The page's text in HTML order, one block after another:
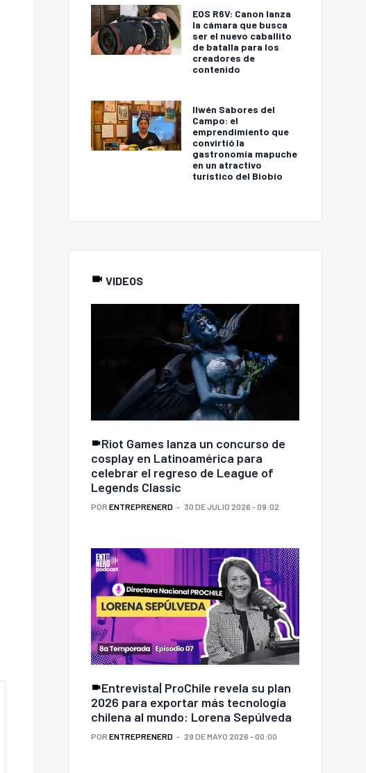
EOS R6V: Canon lanza
la cámara que busca
ser el nuevo caballito
de batalla para los
creadores de
contenido
Ilwén Sabores del
Campo: el
emprendimiento que
convirtió la
gastronomía mapuche
en un atractivo
turístico del Biobío
VIDEOS
Riot Games lanza un concurso de
cosplay en Latinoamérica para
celebrar el regreso de League of
Legends Classic
POR ENTREPRENERD 30 DE JULIO 2026 - 09:02
Entrevista| ProChile revela su plan
2026 para exportar más tecnología
chilena al mundo: Lorena Sepúlveda
POR ENTREPRENERD 29 DE MAYO 2026 - 00:00